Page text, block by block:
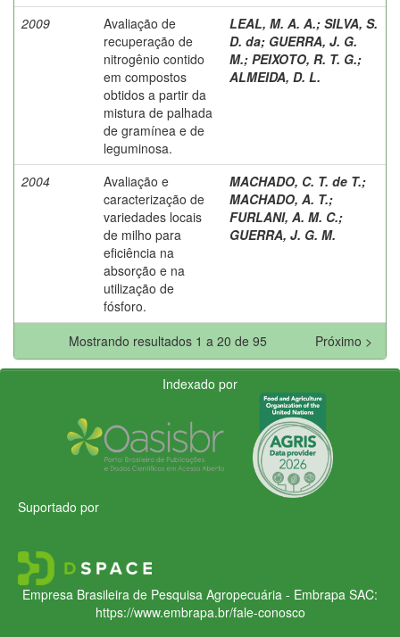
2009
Avaliação de
recuperação de
nitrogênio contido
em compostos
obtidos a partir da
mistura de palhada
de gramínea e de
leguminosa.
LEAL, M. A. A.; SILVA, S.
D. da; GUERRA, J. G.
M.; PEIXOTO, R. T. G.;
ALMEIDA, D. L.
2004
Avaliação e
caracterização de
variedades locais
de milho para
eficiência na
absorção e na
utilização de
fósforo.
MACHADO, C. T. de T.;
MACHADO, A. T.;
FURLANI, A. M. C.;
GUERRA, J. G. M.
Mostrando resultados 1 a 20 de 95 Próximo >
Indexado por
Suportado por
Empresa Brasileira de Pesquisa Agropecuária - Embrapa SAC:
https://www.embrapa.br/fale-conosco